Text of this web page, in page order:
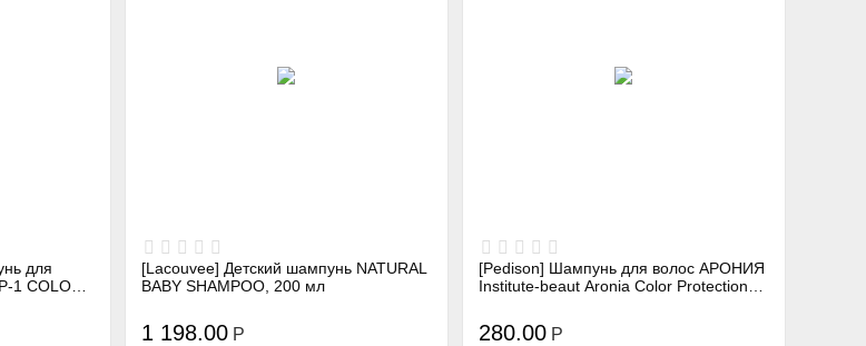
для
[Lacouvee] Детский шампунь NATURAL
BABY SHAMPOO, 200 мл
1 198.00 Р
[Pedison] Шампунь для волос АРОНИЯ
Institute-beaut Aronia Color Protection
280.00 Р